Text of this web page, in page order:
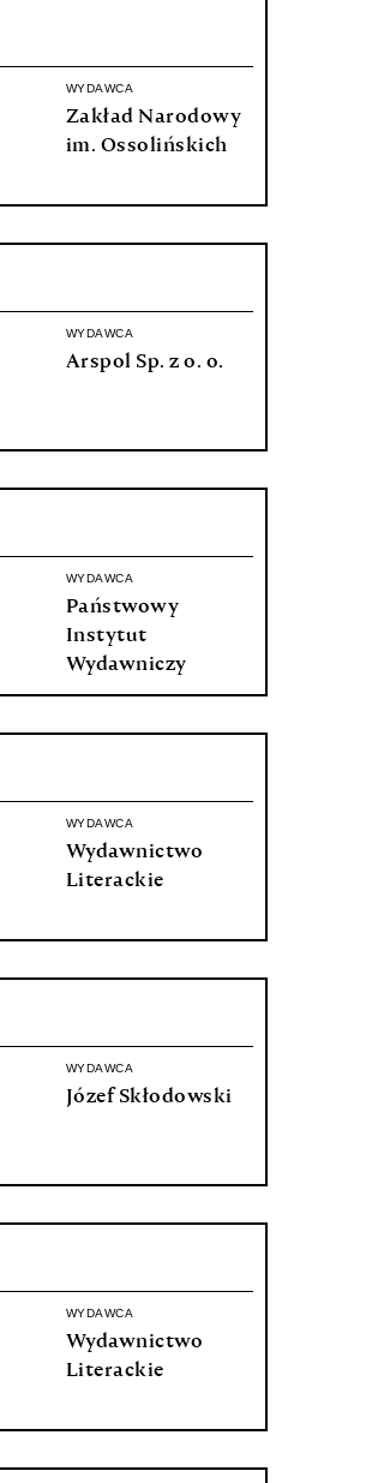
WYDAWCA
Zakład Narodowy
im. Ossolińskich
WYDAWCA
Arspol Sp. z o. o.
WYDAWCA
Państwowy
Instytut
Wydawniczy
WYDAWCA
Wydawnictwo
Literackie
WYDAWCA
Józef Skłodowski
WYDAWCA
Wydawnictwo
Literackie